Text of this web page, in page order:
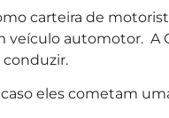
carteira de
automotor. A
conduzir.
eles cometam